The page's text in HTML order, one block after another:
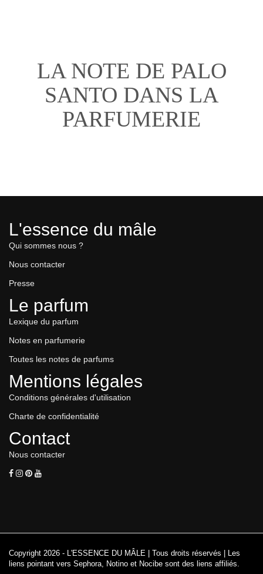
LA NOTE DE PALO
SANTO DANS LA
PARFUMERIE
L'essence du mâle
Qui sommes nous ?
Nous contacter
Presse
Le parfum
Lexique du parfum
Notes en parfumerie
Toutes les notes de parfums
Mentions légales
Conditions générales d'utilisation
Charte de confidentialité
Contact
Nous contacter
Copyright 2026 - L'ESSENCE DU MÂLE | Tous droits réservés | Les
liens pointant vers Sephora, Notino et Nocibe sont des liens affiliés.